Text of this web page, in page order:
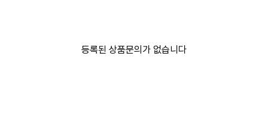
등록된 상품문의가 없습니다